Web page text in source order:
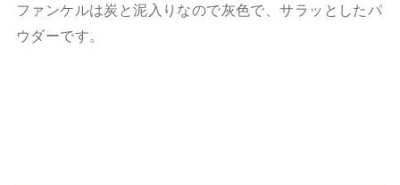
ファンケルは炭と泥入りなので灰色で、サラッとしたパ
ウダーです。